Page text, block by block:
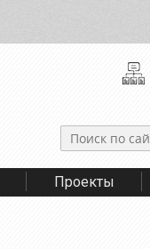
Проекты